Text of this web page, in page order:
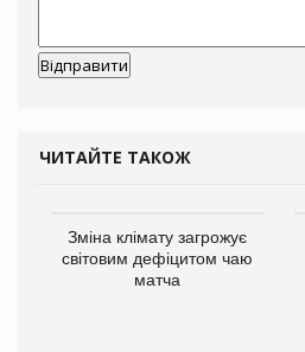
ЧИТАЙТЕ ТАКОЖ
Зміна клімату загрожує
світовим дефіцитом чаю
матча